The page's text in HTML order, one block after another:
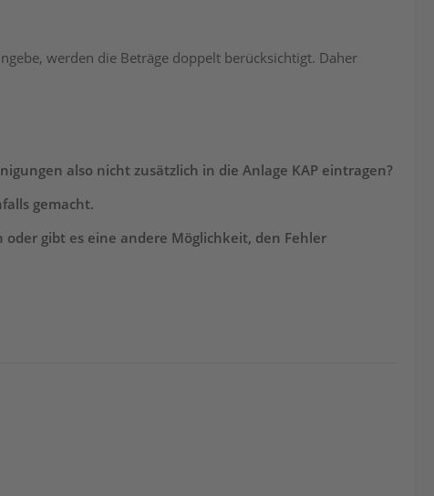
werden die Beträge doppelt berücksichtigt. Daher
also nicht zusätzlich in die Anlage KAP eintragen?
gemacht.
oder gibt es eine andere Möglichkeit, den Fehler